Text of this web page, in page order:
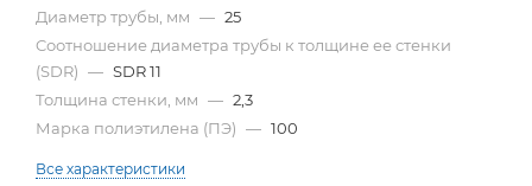
Диаметр трубы, мм — 25
Cоотношение диаметра трубы к толщине ее стенки
(SDR) — SDR 11
Толщина стенки, мм — 2,3
Марка полиэтилена (ПЭ) — 100
Все характеристики